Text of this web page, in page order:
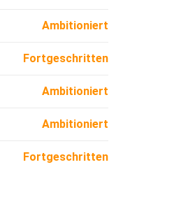
Ambitioniert
Fortgeschritten
Ambitioniert
Ambitioniert
Fortgeschritten